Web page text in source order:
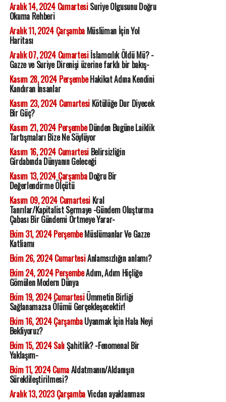
Aralık 14, 2024 CumartesiSuriye Olgusunu Doğru
Okuma Rehberi
Aralık 11, 2024 ÇarşambaMüslüman İçin Yol
Haritası
Aralık 07, 2024 Cumartesiİslamcılık Öldü Mü? -
Gazze ve Suriye Direnişi üzerine farklı bir bakış-
Kasım 28, 2024 PerşembeHakikat Adına Kendini
Kandıran İnsanlar
Kasım 23, 2024 CumartesiKötülüğe Dur Diyecek
Bir Güç?
Kasım 21, 2024 PerşembeDünden Bugüne Laiklik
Tartışmaları Bize Ne Söylüyor
Kasım 16, 2024 CumartesiBelirsizliğin
Girdabında Dünyanın Geleceği
Kasım 13, 2024 ÇarşambaDoğru Bir
Değerlendirme Ölçütü
Kasım 09, 2024 CumartesiKral
Tanrılar/Kapitalist Sermaye -Gündem Oluşturma
Çabası Bir Gündemi Örtmeye Yarar-
Ekim 31, 2024 PerşembeMüslümanlar Ve Gazze
Katliamı
Ekim 26, 2024 CumartesiAnlamsızlığın anlamı?
Ekim 24, 2024 PerşembeAdım, Adım Hiçliğe
Gömülen Modern Dünya
Ekim 19, 2024 CumartesiÜmmetin Birliği
Sağlanamazsa Ölümü Gerçekleşecektir!
Ekim 16, 2024 ÇarşambaUyanmak İçin Hala Neyi
Bekliyoruz?
Ekim 15, 2024 SalıŞahitlik? -Fenomenal Bir
Yaklaşım-
Ekim 11, 2024 CumaAldatmanın/Aldanışın
Süreklileştirilmesi?
Aralık 13, 2023 ÇarşambaVicdan ayaklanması